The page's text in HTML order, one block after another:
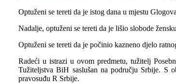
Optuženi se tereti da je istog dana u mjestu
Nadalje, optuženi se tereti da je lišio slobode
Optuženi se tereti da je počinio kazneno djelo
Radeći u istrazi u ovom predmetu, tužitelj
Tužiteljstva BiH saslušan na području Srbije. S
pravosuđu R Srbije.